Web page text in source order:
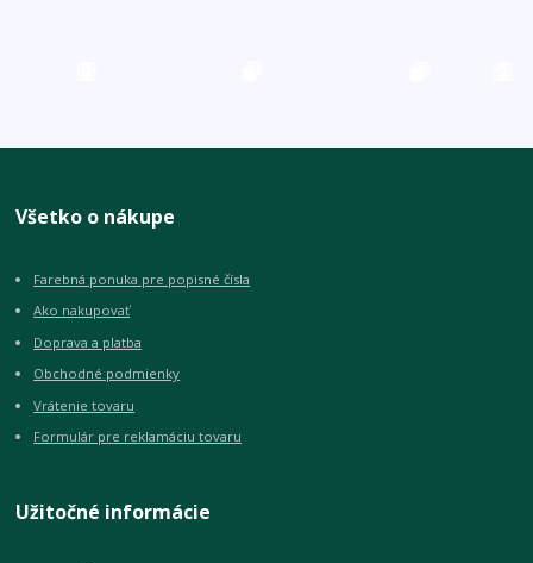
Všetko o nákupe
Farebná ponuka pre popisné čísla
Ako nakupovať
Doprava a platba
Obchodné podmienky
Vrátenie tovaru
Formulár pre reklamáciu tovaru
Užitočné informácie